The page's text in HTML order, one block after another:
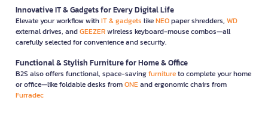
Innovative IT & Gadgets for Every Digital Life
Elevate your workflow withIT & gadgets likeNEOpaper shredders, WD
external drives, andGEEZERwireless keyboard-mouse combos—all
carefully selected for convenience and security.
Functional & Stylish Furniture for Home & Office
B2S also offers functional, space-savingfurnitureto complete your home
or office—like foldable desks fromONEand ergonomic chairs from
Furradec